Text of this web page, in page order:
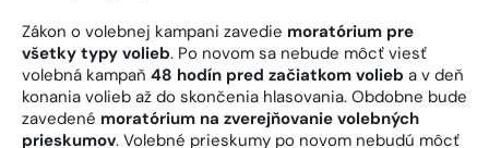
Zákon o volebnej kampani zavedie moratórium pre
všetky typy volieb. Po novom sa nebude môcť viesť
volebná kampaň 48 hodín pred začiatkom volieb a v deň
konania volieb až do skončenia hlasovania. Obdobne bude
zavedené moratórium na zverejňovanie volebných
prieskumov. Volebné prieskumy po novom nebudú môcť